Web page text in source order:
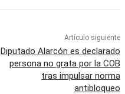
Artículo siguiente
Diputado Alarcón es declarado
persona no grata por la COB
tras impulsar norma
antibloqueo